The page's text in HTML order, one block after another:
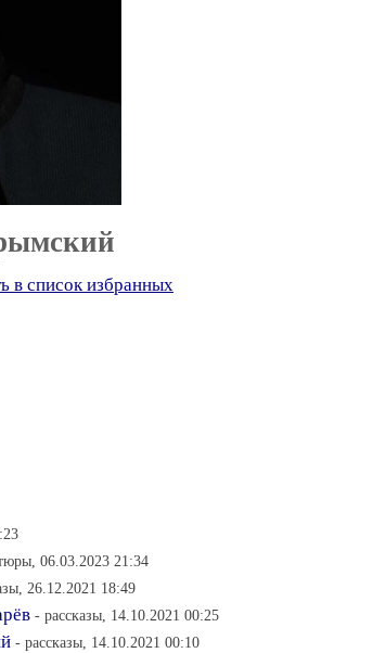
в список избранных
06.03.2023 21:34
26.12.2021 18:49
- рассказы, 14.10.2021 00:25
- рассказы, 14.10.2021 00:10